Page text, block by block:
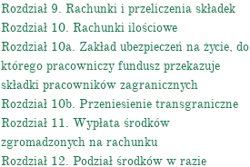
Rozdział 9. Rachunki i przeliczenia składek
Rozdział 10. Rachunki ilościowe
Rozdział 10a. Zakład ubezpieczeń na życie, do
którego pracowniczy fundusz przekazuje
składki pracowników zagranicznych
Rozdział 10b. Przeniesienie transgraniczne
Rozdział 11. Wypłata środków
zgromadzonych na rachunku
Rozdział 12. Podział środków w razie